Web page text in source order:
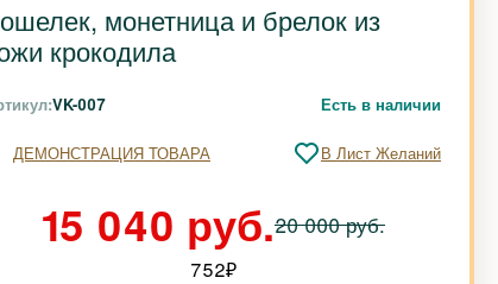
монетница и брелок из
крокодила
VK-007 Есть в наличии
ДЕМОНСТРАЦИЯ ТОВАРА В Лист Желаний
15 040 руб.20 000 руб.
752₽